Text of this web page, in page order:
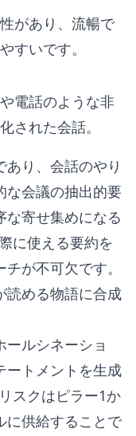
があり、流暢で
すいです。
電話のような非
された会話。
り、会話のやり
な会議の抽出的要
な寄せ集めになる
に使える要約を
が不可欠です。
読める物語に合成
ルシネーショ
ートメントを生成
スクはピラー1か
に供給することで